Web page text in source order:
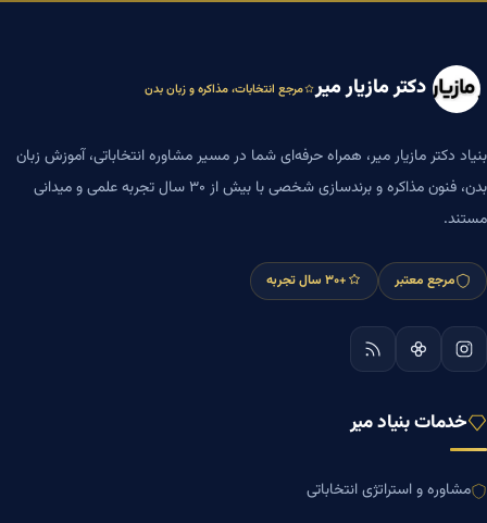
دکتر مازیار میر مرجع انتخابات، مذاکره و زبان بدن
بنیاد دکتر مازیار میر، همراه حرفه‌ای شما در مسیر مشاوره انتخاباتی، آموزش زبان
بدن، فنون مذاکره و برندسازی شخصی با بیش از ۳۰ سال تجربه علمی و میدانی
مستند.
مرجع معتبر +۳۰ سال تجربه
خدمات بنیاد میر
مشاوره و استراتژی انتخاباتی